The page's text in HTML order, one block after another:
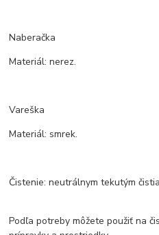
Naberačka
Materiál: nerez.
Vareška
Materiál: smrek.
Čistenie: neutrálnym tekutým
Podľa potreby môžete použiť na